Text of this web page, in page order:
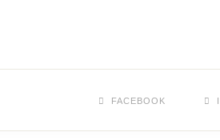
FACEBOOK